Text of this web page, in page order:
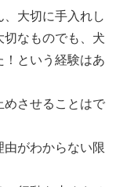
大切に手入れし
なものでも、犬
という経験はあ
させることはで
由がわからない限